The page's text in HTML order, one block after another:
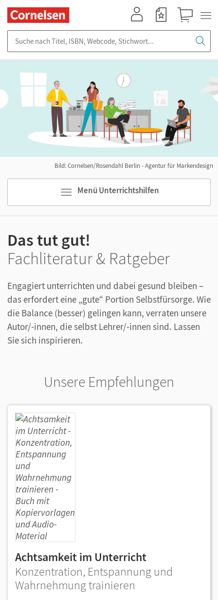
Menü Unterrichtshilfen
Bild: Cornelsen/Rosendahl Berlin - Agentur für Markendesign
Das tut gut!
Fachliteratur & Ratgeber
Engagiert unterrichten und dabei gesund bleiben –
das erfordert eine „gute“ Portion Selbstfürsorge. Wie
die Balance (besser) gelingen kann, verraten unsere
Autor/-innen, die selbst Lehrer/-innen sind. Lassen
Sie sich inspirieren.
Unsere Empfehlungen
Achtsamkeit im Unterricht
Konzentration, Entspannung und
Wahrnehmung trainieren